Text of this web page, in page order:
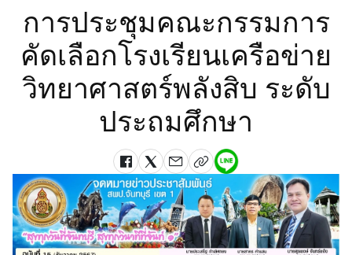
การประชุมคณะกรรมการ
คัดเลือกโรงเรียนเครือข่าย
วิทยาศาสตร์พลังสิบ ระดับ
ประถมศึกษา